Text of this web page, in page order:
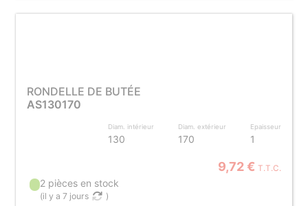
RONDELLE DE BUTÉE
AS130170
Diam. intérieur
130
Diam. extérieur
170
Epaisseur
1
9,72 € T.T.C.
2 pièces en stock
(il y a 7 jours )